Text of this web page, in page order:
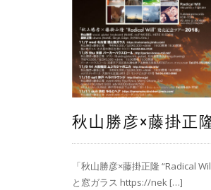
秋山勝彦×藤掛正
「秋山勝彦×藤掛正隆 “Radical
と窓ガラス https://nek […]